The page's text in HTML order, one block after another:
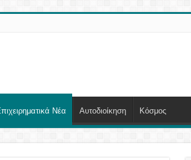
Νέα Αυτοδιοίκηση Κόσμος